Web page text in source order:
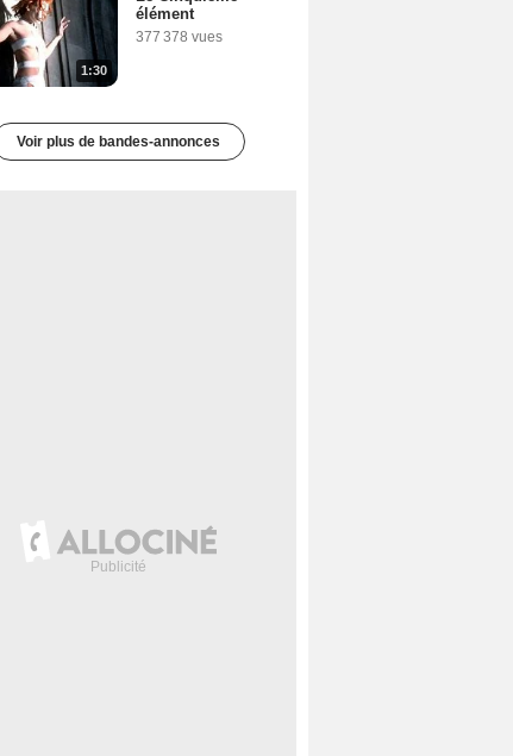
1:30
élément
377 378 vues
Voir plus de bandes-annonces